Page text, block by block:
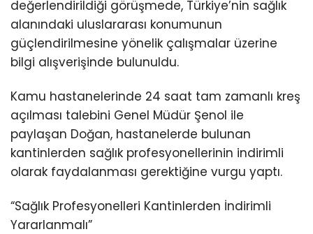
değerlendirildiği görüşmede, Türkiye’nin sağlık
alanındaki uluslararası konumunun
güçlendirilmesine yönelik çalışmalar üzerine
bilgi alışverişinde bulunuldu.
Kamu hastanelerinde 24 saat tam zamanlı kreş
açılması talebini Genel Müdür Şenol ile
paylaşan Doğan, hastanelerde bulunan
kantinlerden sağlık profesyonellerinin indirimli
olarak faydalanması gerektiğine vurgu yaptı.
“Sağlık Profesyonelleri Kantinlerden İndirimli
Yararlanmalı”